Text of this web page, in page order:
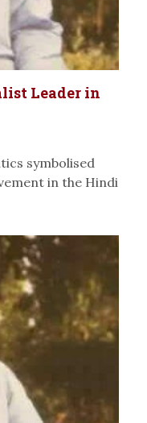
Leader in
symbolised
in the Hindi